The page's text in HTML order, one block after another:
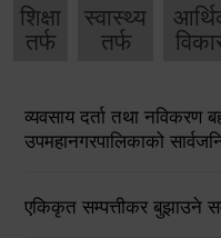
शिक्षा
तर्फ
स्वास्थ्य
तर्फ
व्यवसाय दर्ता तथा नविकरण
उपमहानगरपालिकाको
एकिकृत सम्पत्तीकर बुझाउने